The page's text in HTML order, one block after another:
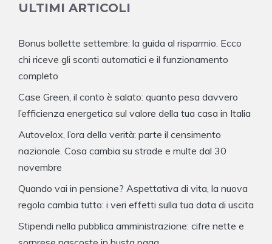
ULTIMI ARTICOLI
Bonus bollette settembre: la guida al risparmio. Ecco
chi riceve gli sconti automatici e il funzionamento
completo
Case Green, il conto è salato: quanto pesa davvero
l’efficienza energetica sul valore della tua casa in Italia
Autovelox, l’ora della verità: parte il censimento
nazionale. Cosa cambia su strade e multe dal 30
novembre
Quando vai in pensione? Aspettativa di vita, la nuova
regola cambia tutto: i veri effetti sulla tua data di uscita
Stipendi nella pubblica amministrazione: cifre nette e